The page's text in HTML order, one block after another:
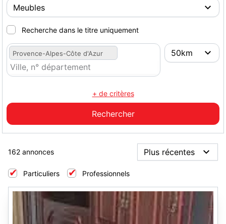
Recherche dans le titre uniquement
Provence-Alpes-Côte d'Azur
+ de critères
162 annonces
Particuliers Professionnels